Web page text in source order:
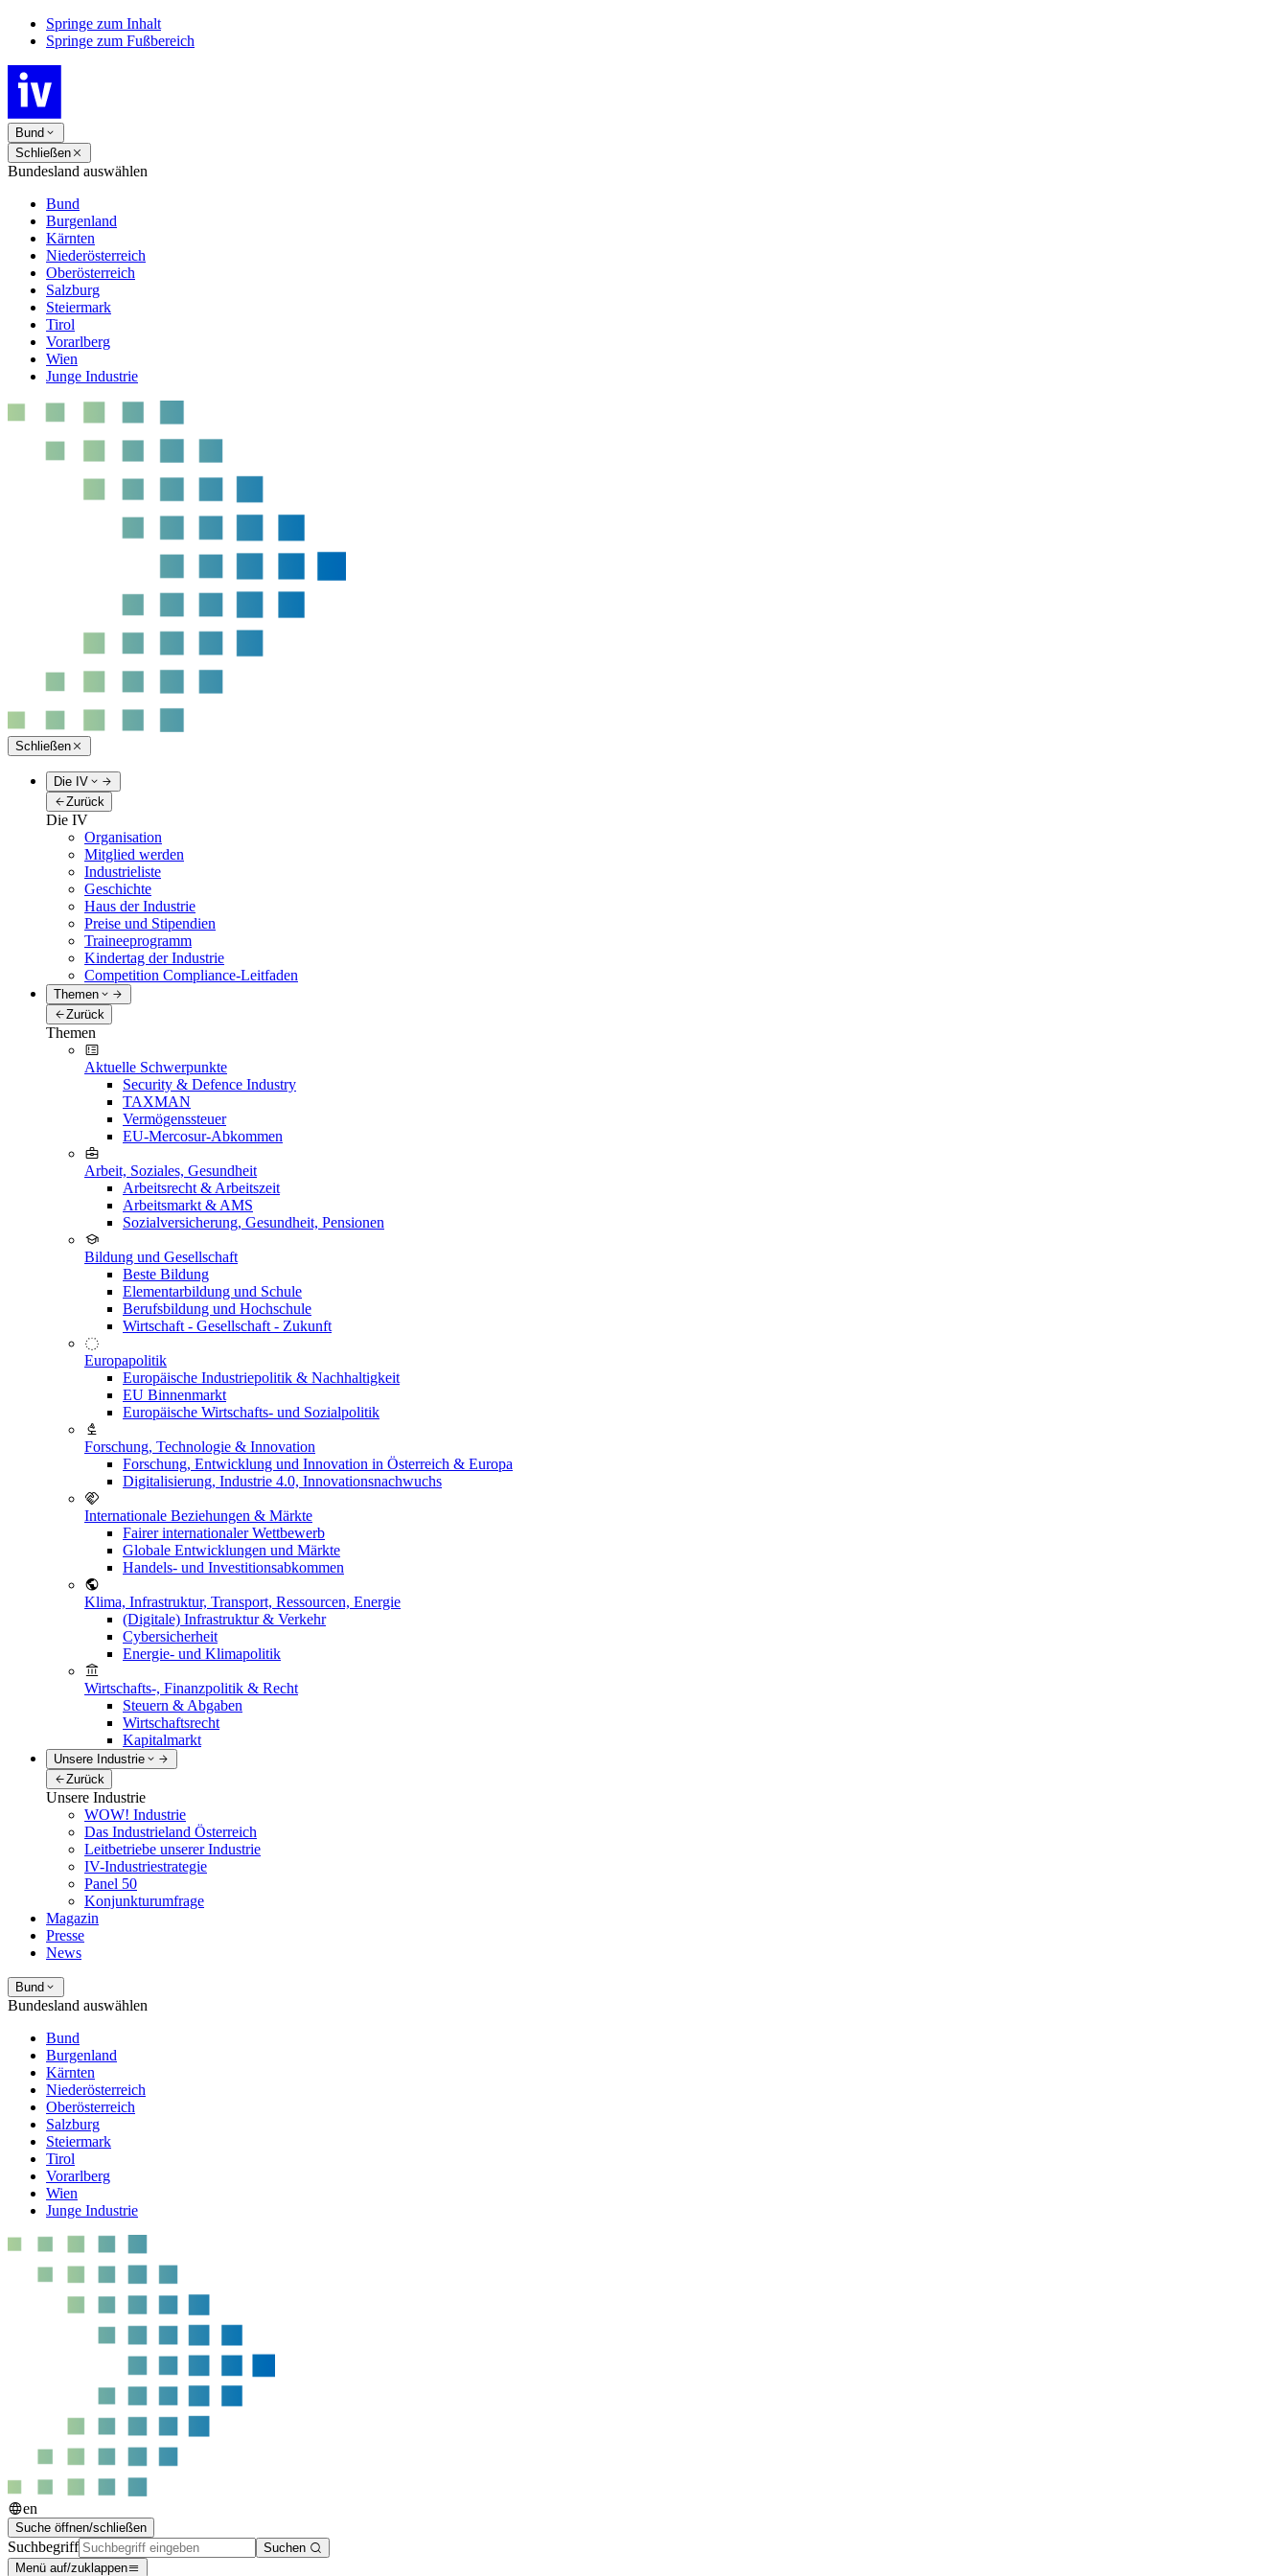
Springe zum Inhalt
Springe zum Fußbereich
Bund
Schließen
Bundesland auswählen
Bund
Burgenland
Kärnten
Niederösterreich
Oberösterreich
Salzburg
Steiermark
Tirol
Vorarlberg
Wien
Junge Industrie
Schließen
Die IV
Zurück
Die IV
Organisation
Mitglied werden
Industrieliste
Geschichte
Haus der Industrie
Preise und Stipendien
Traineeprogramm
Kindertag der Industrie
Competition Compliance-Leitfaden
Themen
Zurück
Themen
Aktuelle Schwerpunkte
Security & Defence Industry
TAXMAN
Vermögenssteuer
EU-Mercosur-Abkommen
Arbeit, Soziales, Gesundheit
Arbeitsrecht & Arbeitszeit
Arbeitsmarkt & AMS
Sozialversicherung, Gesundheit, Pensionen
Bildung und Gesellschaft
Beste Bildung
Elementarbildung und Schule
Berufsbildung und Hochschule
Wirtschaft - Gesellschaft - Zukunft
Europapolitik
Europäische Industriepolitik & Nachhaltigkeit
EU Binnenmarkt
Europäische Wirtschafts- und Sozialpolitik
Forschung, Technologie & Innovation
Forschung, Entwicklung und Innovation in Österreich & Europa
Digitalisierung, Industrie 4.0, Innovationsnachwuchs
Internationale Beziehungen & Märkte
Fairer internationaler Wettbewerb
Globale Entwicklungen und Märkte
Handels- und Investitionsabkommen
Klima, Infrastruktur, Transport, Ressourcen, Energie
(Digitale) Infrastruktur & Verkehr
Cybersicherheit
Energie- und Klimapolitik
Wirtschafts-, Finanzpolitik & Recht
Steuern & Abgaben
Wirtschaftsrecht
Kapitalmarkt
Unsere Industrie
Zurück
Unsere Industrie
WOW! Industrie
Das Industrieland Österreich
Leitbetriebe unserer Industrie
IV-Industriestrategie
Panel 50
Konjunkturumfrage
Magazin
Presse
News
Bund
Bundesland auswählen
Bund
Burgenland
Kärnten
Niederösterreich
Oberösterreich
Salzburg
Steiermark
Tirol
Vorarlberg
Wien
Junge Industrie
en
Suche öffnen/schließen
Suchbegriff
Suchen
Menü auf/zuklappen